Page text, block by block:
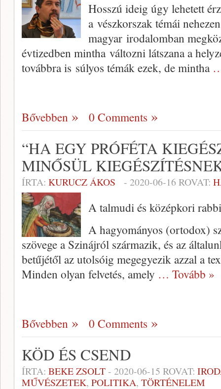
Hosszú ideig úgy lehetett
a vészkorszak témái
magyar irodalomban
évtizedben mintha változni látszana a
továbbra is súlyos témák ezek, de mintha
Bővebben 0 Comments
“HA EGY PRÓFÉTA
MINŐSÜL
ÍRTA: KURUCZ ÁKOS - 2020-06-16 ROVAT:
A talmudi és középkori
A hagyományos (ortodox)
szövege a Szinájról származik, és az
betűjétől az utolsóig megegyezik azzal a
Minden olyan felvetés, amely … Tovább »
Bővebben 0 Comments
KÖD ÉS CSEND
ÍRTA: BEKE ZSOLT- 2020-06-15 ROVAT:
MŰVÉSZETEK, POLITIKA, TÖRTÉNELEM